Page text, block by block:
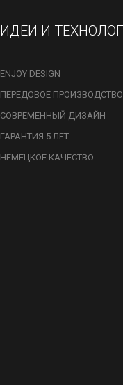
ИДЕИ И
ENJOY DESIGN
ПЕРЕДОВОЕ ПРОИЗВОДСТВО
СОВРЕМЕННЫЙ ДИЗАЙН
ГАРАНТИЯ 5 ЛЕТ
НЕМЕЦКОЕ КАЧЕСТВО